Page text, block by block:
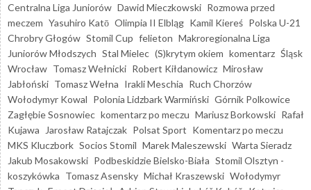
Centralna Liga Juniorów Dawid Mieczkowski Rozmowa przed
meczem Yasuhiro Katō Olimpia II Elbląg Kamil Kiereś Polska U-21
Chrobry Głogów Stomil Cup felieton Makroregionalna Liga
Juniorów Młodszych Stal Mielec (S)krytym okiem komentarz Śląsk
Wrocław Tomasz Wełnicki Robert Kiłdanowicz Mirosław
Jabłoński Tomasz Wełna Irakli Meschia Ruch Chorzów
Wołodymyr Kowal Polonia Lidzbark Warmiński Górnik Polkowice
Zagłębie Sosnowiec komentarz po meczu Mariusz Borkowski Rafał
Kujawa
Jarosław Ratajczak Polsat Sport Komentarz po meczu
MKS Kluczbork Socios Stomil Marek Maleszewski Warta Sieradz
Jakub Mosakowski Podbeskidzie Bielsko-Biała Stomil Olsztyn -
koszykówka Tomasz Asensky Michał Kraszewski Wołodymyr